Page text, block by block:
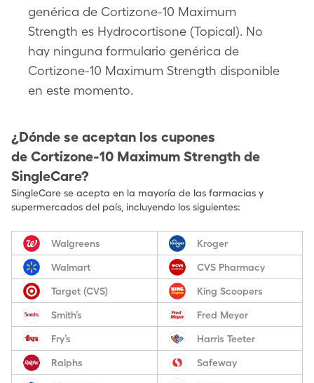
genérica de Cortizone-10 Maximum
Strength es Hydrocortisone (Topical). No
hay ninguna formulario genérica de
Cortizone-10 Maximum Strength disponible
en este momento.
¿Dónde se aceptan los cupones
de Cortizone-10 Maximum Strength de
SingleCare?
SingleCare se acepta en la mayoría de las farmacias y
supermercados del país, incluyendo los siguientes:
Walgreens Kroger
Walmart CVS Pharmacy
Target (CVS) King Scoopers
Smith’s Fred Meyer
Fry’s Harris Teeter
Ralphs Safeway